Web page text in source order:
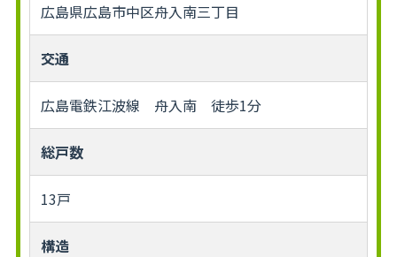
広島県広島市中区舟入南三丁目
交通
広島電鉄江波線 舟入南 徒歩1分
総戸数
13戸
構造